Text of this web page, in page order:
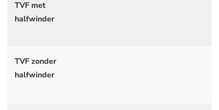
TVF met
halfwinder
TVF zonder
halfwinder